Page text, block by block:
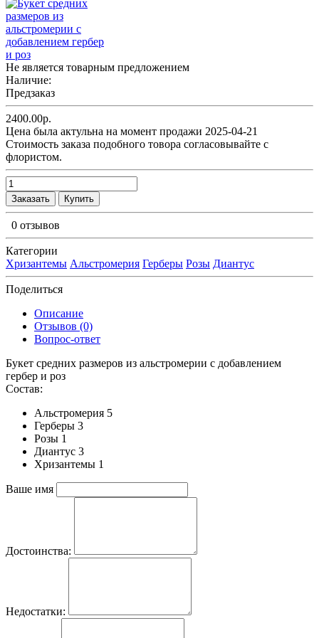
Не является товарным предложением
Наличие:
Предзаказ
2400.00р.
Цена была актульна на момент продажи 2025-04-21
Cтоимость заказа подобного товора согласовывайте с
флористом.
Заказать Купить
0 отзывов
Категории
Хризантемы Альстромерия Герберы Розы Диантус
Поделиться
Описание
Отзывов (0)
Вопрос-ответ
Букет средних размеров из альстромерии c добавлением
гербер и роз
Состав:
Альстромерия 5
Герберы 3
Розы 1
Диантус 3
Хризантемы 1
Ваше имя
Достоинства:
Недостатки: